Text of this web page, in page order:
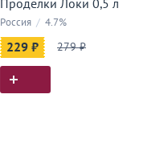
Проделки Локи 0,5 л
Россия / 4.7%
229 ₽ 279 ₽